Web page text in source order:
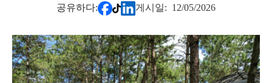
공유하다: 게시일: 12/05/2026